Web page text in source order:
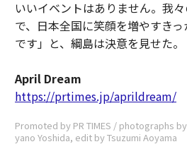
いいイベントはありません。我
で、日本全国に笑顔を増やすき
です」と、綱島は決意を見せた。
April Dream
https://prtimes.jp/aprildream/
Promoted by PR TIMES / photographs
yano Yoshida, edit by Tsuzumi Aoyama